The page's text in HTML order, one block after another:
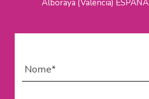
Alboraya (València) ESPAÑA